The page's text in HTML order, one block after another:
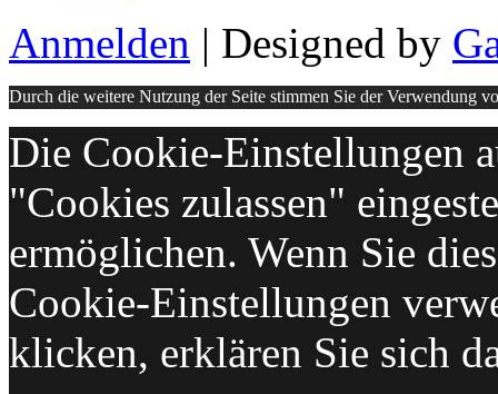
Anmelden | Designed by
Durch die weitere Nutzung der Seite stimmen Sie der Verwendung
Die Cookie-Einstellungen
"Cookies zulassen"
ermöglichen. Wenn Sie
Cookie-Einstellungen
klicken, erklären Sie sich